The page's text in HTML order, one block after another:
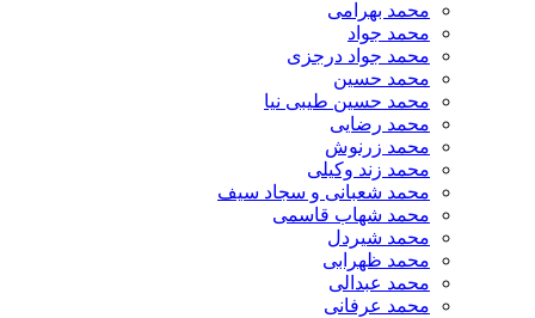
محمد بهرامی
محمد جواد
محمد جواد درجزی
محمد حسین
محمد حسین طیبی نیا
محمد رضایی
محمد زرنوش
محمد زند وکیلی
محمد شعبانی و سجاد سیف
محمد شهاب قاسمی
​محمد شیردل
محمد ظهرابی
محمد عبدالی
محمد عرفانی